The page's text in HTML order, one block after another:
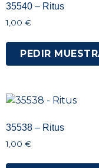
35540 – Ritus
1,00 €
PEDIR
35538 – Ritus
1,00 €